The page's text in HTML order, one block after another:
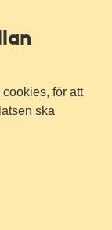
för att
ska